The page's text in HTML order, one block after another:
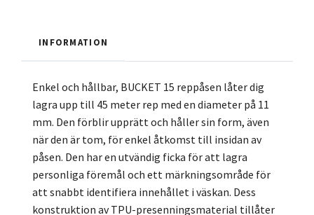
INFORMATION
Enkel och hållbar, BUCKET 15 reppåsen låter dig
lagra upp till 45 meter rep med en diameter på 11
mm. Den förblir upprätt och håller sin form, även
när den är tom, för enkel åtkomst till insidan av
påsen. Den har en utvändig ficka för att lagra
personliga föremål och ett märkningsområde för
att snabbt identifiera innehållet i väskan. Dess
konstruktion av TPU-presenningsmaterial tillåter